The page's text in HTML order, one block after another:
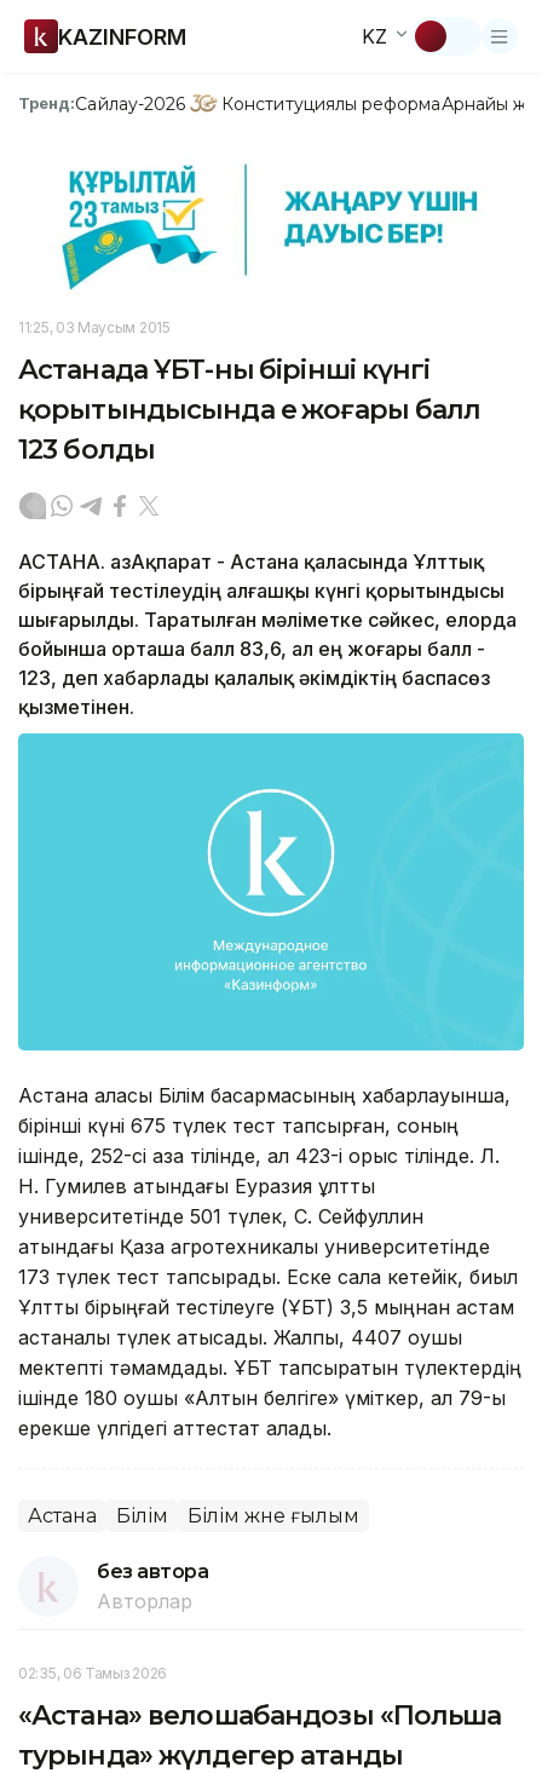
KAZINFORM KZ
Тренд:Сайлау-2026 Конституциялық реформаАрнайы
11:25, 03 Маусым 2015
Астанада ҰБТ-ның бірінші күнгі
қорытындысында ең жоғары балл
123 болды
АСТАНА. ҚазАқпарат - Астана қаласында Ұлттық
бірыңғай тестілеудің алғашқы күнгі қорытындысы
шығарылды. Таратылған мәліметке сәйкес, елорда
бойынша орташа балл 83,6, ал ең жоғары балл -
123, деп хабарлады қалалық әкімдіктің баспасөз
қызметінен.
Астана қаласы Білім басқармасының хабарлауынша,
бірінші күні 675 түлек тест тапсырған, соның
ішінде, 252-сі қазақ тілінде, ал 423-і орыс тілінде. Л.
Н. Гумилев атындағы Еуразия ұлттық
университетінде 501 түлек, С. Сейфуллин
атындағы Қазақ агротехникалық университетінде
173 түлек тест тапсырады. Еске сала кетейік, биыл
Ұлттық бірыңғай тестілеуге (ҰБТ) 3,5 мыңнан астам
астаналық түлек қатысады. Жалпы, 4407 оқушы
мектепті тәмамдады. ҰБТ тапсыратын түлектердің
ішінде 180 оқушы «Алтын белгіге» үміткер, ал 79-ы
ерекше үлгідегі аттестат алады.
Астана Білім Білім және ғылым
без автора
Авторлар
02:35, 06 Тамыз 2026
«Астана» велошабандозы «Польша
турында» жүлдегер атанды